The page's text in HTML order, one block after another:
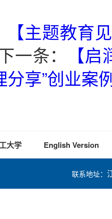
【主题教育
一条：
【
分享”创业案
大学 English Version
联系地址：